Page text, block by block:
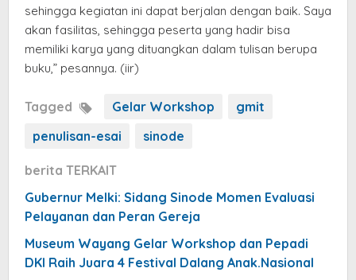
sehingga kegiatan ini dapat berjalan dengan baik. Saya
akan fasilitas, sehingga peserta yang hadir bisa
memiliki karya yang dituangkan dalam tulisan berupa
buku,” pesannya. (iir)
Tagged Gelar Workshop
gmit
penulisan-esai
sinode
berita TERKAIT
Gubernur Melki: Sidang Sinode Momen Evaluasi
Pelayanan dan Peran Gereja
Museum Wayang Gelar Workshop dan Pepadi
DKI Raih Juara 4 Festival Dalang Anak.Nasional